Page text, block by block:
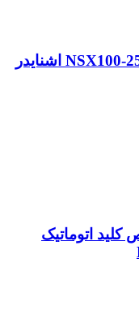
دسته کليد اتوماتیک با میله گردان NSX100-250 اشنایدر
اتوماتیک